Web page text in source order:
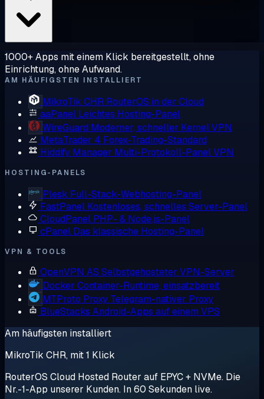
1000+ Apps mit einem Klick bereitgestellt, ohne
Einrichtung, ohne Aufwand.
AM HÄUFIGSTEN INSTALLIERT
MikroTik CHR RouterOS in der Cloud
aaPanel Leichtes Hosting-Panel
WireGuard Moderner, schneller Kernel VPN
MetaTrader 4 Forex-Trading-Standard
Hiddify Manager Multi-Protokoll-Panel VPN
HOSTING-PANELS
Plesk Full-Stack-Webhosting-Panel
FastPanel Kostenloses, schnelles Server-Panel
CloudPanel PHP- & Node.js-Panel
cPanel Das klassische Hosting-Panel
VPN & TOOLS
OpenVPN AS Selbstgehosteter VPN-Server
Docker Container-Runtime, einsatzbereit
MTProto Proxy Telegram-nativer Proxy
BlueStacks Android-Apps auf einem VPS
Am häufigsten installiert
MikroTik CHR, mit 1 Klick
RouterOS Cloud Hosted Router auf EPYC + NVMe. Die
Nr.-1-App unserer Kunden. In 60 Sekunden live.